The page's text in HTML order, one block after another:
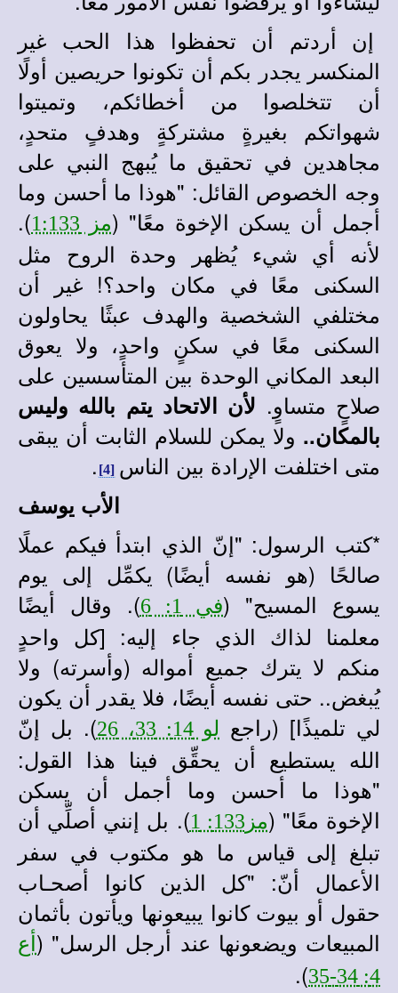
إن أردتم أن تحفظوا هذا الحب غير
المنكسر يجدر بكم أن تكونوا حريصين أولًا
أن تتخلصوا من أخطائكم، وتميتوا
شهواتكم بغيرةٍ مشتركةٍ وهدفٍ متحدٍ،
مجاهدين في تحقيق ما يُبهج النبي على
وجه الخصوص القائل: "هوذا ما أحسن وما
أجمل أن يسكن الإخوة معًا" (مز 1:133
).
لأنه أي شيء يُظهر وحدة الروح مثل
السكنى معًا في مكان واحد؟! غير أن
مختلفي الشخصية والهدف عبثًا يحاولون
السكنى معًا في سكنٍ واحدٍ، ولا يعوق
البعد المكاني الوحدة بين المتأسسين على
صلاحٍ متساوٍ. لأن الاتحاد يتم بالله وليس
بالمكان.. ولا يمكن للسلام الثابت أن يبقى
متى اختلفت الإرادة بين الناس [4]
.
الأب يوسف
*كتب الرسول: "إنّ الذي ابتدأ فيكم عملًا
صالحًا (هو نفسه أيضًا) يكمِّل إلى يوم
يسوع المسيح" (في 1: 6
). وقال أيضًا
معلمنا لذاك الذي جاء إليه: [كل واحدٍ
منكم لا يترك جميع أمواله (وأسرته) ولا
يُبغض.. حتى نفسه أيضًا، فلا يقدر أن يكون
لي تلميذًا] (راجع لو 14: 33، 26
). بل إنّ
الله يستطيع أن يحقِّق فينا هذا القول:
"هوذا ما أحسن وما أجمل أن يسكن
الإخوة معًا" (مز133: 1
). بل إنني أصلِّي أن
تبلغ إلى قياس ما هو مكتوب في سفر
الأعمال أنّ: "كل الذين كانوا أصحـاب
حقول أو بيوت كانوا يبيعونها ويأتون بأثمان
المبيعات ويضعونها عند أرجل الرسل" ( أع
4: 34-35
).